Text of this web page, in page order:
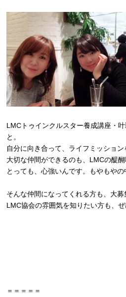
LMCトゥインクルスター養成講座・
と。
自分に向き合って、ライフミッション
大切な仲間ができるのも、LMCの醍醐
とっても、心強いんです。もやもやの
そんな仲間になってくれる方も、大募
LMC協会の雰囲気を知りたい方も、ぜ
＝＝＝＝＝